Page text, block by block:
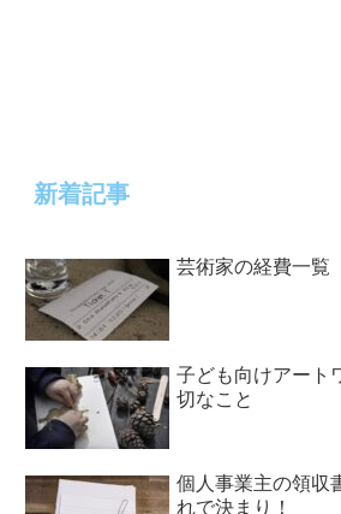
新着記事
芸術家の経費一覧
子ども向けアート
切なこと
個人事業主の領収
れで決まり！